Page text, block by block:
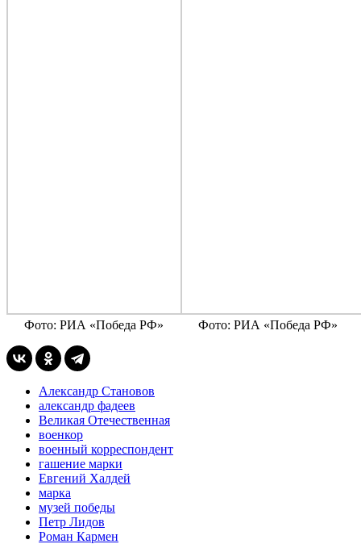
Фото: РИА «Победа РФ» Фото: РИА «Победа РФ»
Александр Становов
александр фадеев
Великая Отечественная
военкор
военный корреспондент
гашение марки
Евгений Халдей
марка
музей победы
Петр Лидов
Роман Кармен